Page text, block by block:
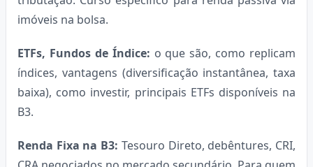
imóveis na bolsa.
ETFs, Fundos de Índice: o que são, como replicam
índices, vantagens (diversificação instantânea, taxa
baixa), como investir, principais ETFs disponíveis na
B3.
Renda Fixa na B3: Tesouro Direto, debêntures, CRI,